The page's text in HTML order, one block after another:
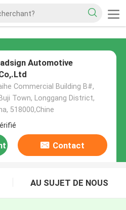
Automotive
Commercial Building B#,
Town, Longgang District,
518000,Chine
Contact
AU SUJET DE NOUS